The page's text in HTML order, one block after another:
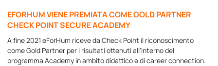
EFORHUM VIENE PREMIATA COME GOLD PARTNER
CHECK POINT SECURE ACADEMY
A fine 2021 eForHum riceve da Check Point il riconoscimento
come Gold Partner per i risultati ottenuti all’interno del
programma Academy in ambito didattico e di career connection.